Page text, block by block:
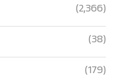
(2,366)
(38)
(179)